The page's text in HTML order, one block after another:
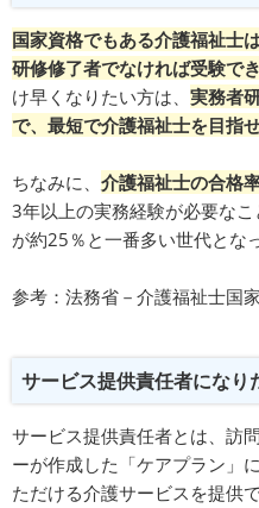
国家資格でもある介護福祉士
研修修了者でなければ受験でき
け早くなりたい方は、 実務者
で、最短で介護福祉士を目指せ
ちなみに、 介護福祉士の合格
3年以上の実務経験が必要な
が約25％と一番多い世代とな
参考： 法務省－介護福祉士国
サービス提供責任者になり
サービス提供責任者とは、訪
ーが作成した「ケアプラン」
ただける介護サービスを提供